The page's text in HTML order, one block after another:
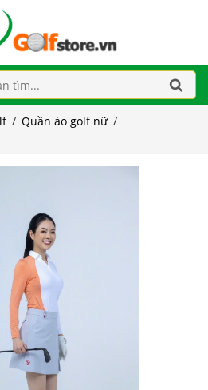
/ Quần áo golf nữ /